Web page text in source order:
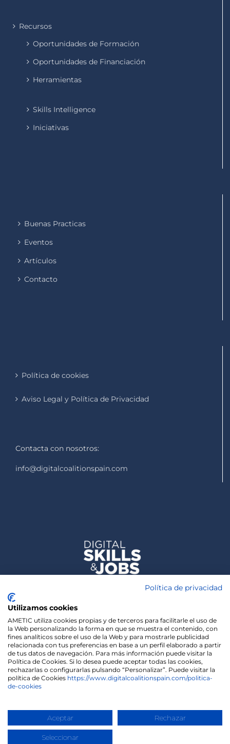
Recursos
Oportunidades de Formación
Oportunidades de Financiación
Herramientas
Skills Intelligence
Iniciativas
Buenas Practicas
Eventos
Artículos
Contacto
Política de cookies
Aviso Legal y Política de Privacidad
Contacta con nosotros:
info@digitalcoalitionspain.com
Copyright 2020 | Madisonmk
We use cookies on our website to give you the most
you consent to the use of ALL the cookies.
Cookie settings
Política de privacidad
Utilizamos cookies
AMETIC utiliza cookies propias y de terceros para facilitarle el uso de
la Web personalizando la forma en que se muestra el contenido, con
fines analíticos sobre el uso de la Web y para mostrarle publicidad
relacionada con tus preferencias en base a un perfil elaborado a partir
de tus datos de navegación. Para más información puede visitar la
Política de Cookies. Si lo desea puede aceptar todas las cookies,
rechazarlas o configurarlas pulsando “Personalizar”. Puede visitar la
política de Cookies https://www.digitalcoalitionspain.com/politica-
de-cookies
Aceptar Rechazar
Seleccionar